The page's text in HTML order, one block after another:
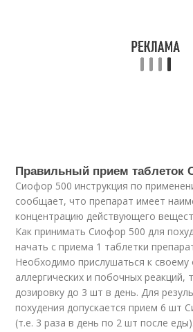
Правильный прием таблеток
Сиофор 500 инструкция по
сообщает, что препарат имеет
концентрацию действующего
Как принимать Сиофор 500 для
начать с приема 1 таблетки
Необходимо прислушаться к своему
аллергических и побочных
дозировку до 3 шт в день. Для
похудения допускается прием 6 шт
(т.е. 3 раза в день по 2 шт после еды).